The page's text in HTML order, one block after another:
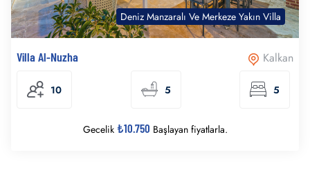
Deniz Manzaralı Ve Merkeze Yakın Villa
Kalkan
Villa Al-Nuzha
10 5 5
Gecelik ₺10.750 Başlayan fiyatlarla.